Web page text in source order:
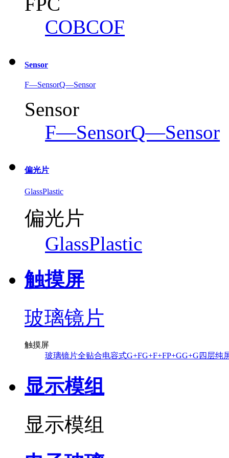
COBCOF
Sensor
F—SensorQ—Sensor
Sensor
F—SensorQ—Sensor
偏光片
GlassPlastic
偏光片
GlassPlastic
触摸屏
玻璃镜片
触摸屏
玻璃镜片全贴合电容式G+FG+F+FP+GG+G 四层纯
显示模组
显示模组